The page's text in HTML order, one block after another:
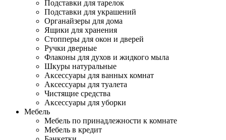
Подставки для тарелок
Подставки для украшений
Органайзеры для дома
Ящики для хранения
Стопперы для окон и дверей
Ручки дверные
Флаконы для духов и жидкого мыла
Шкуры натуральные
Аксессуары для ванных комнат
Аксессуары для туалета
Чистящие средства
Аксессуары для уборки
Мебель
Мебель по принадлежности к комнате
Мебель в кредит